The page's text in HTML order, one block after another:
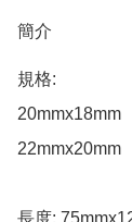
簡介
規格:
20mmx18mm
22mmx20mm